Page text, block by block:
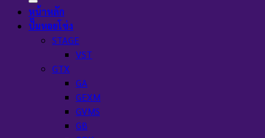
หน้าหลัก
ปั๊มหอยโข่ง
STAGE
VST
GTX
GA
GEXM
GVMS
GB